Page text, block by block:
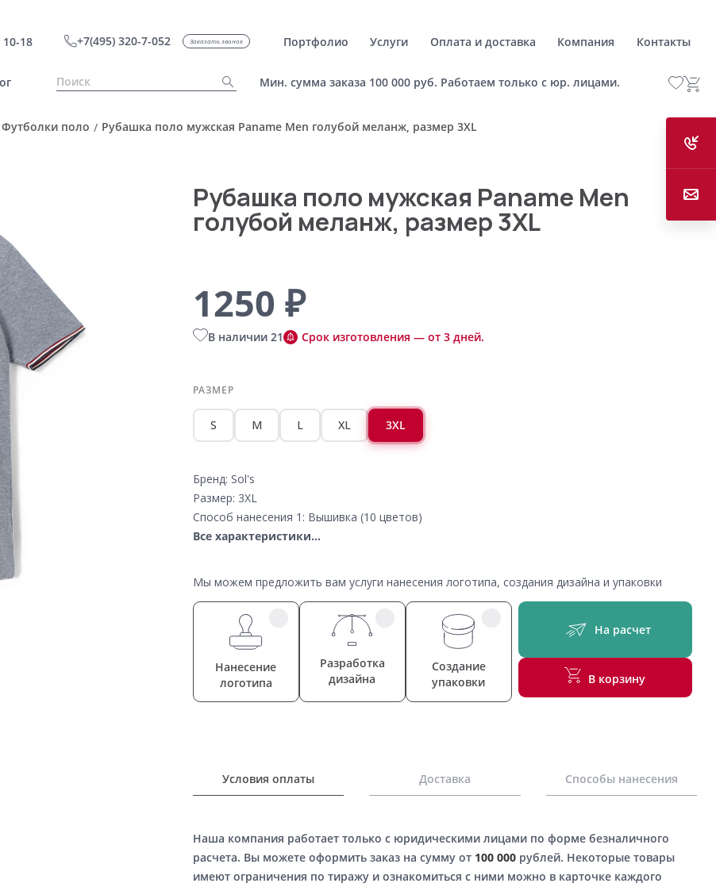
18 +7(495) 320-7-052 Заказать звонок Портфолио Услуги Оплата и доставка Компания Контакты
Мин. сумма заказа 100 000 руб. Работаем только с юр. лицами.
Футболки поло / Рубашка поло мужская Paname Men голубой меланж, размер 3XL
Рубашка поло мужская Paname Men
голубой меланж, размер 3XL
1250 ₽
В наличии 21 Срок изготовления — от 3 дней.
РАЗМЕР
S M L XL 3XL
Бренд: Sol's
Размер: 3XL
Способ нанесения 1: Вышивка (10 цветов)
Все характеристики...
Мы можем предложить вам услуги нанесения логотипа, создания дизайна и упаковки
Нанесение
логотипа
Разработка
дизайна
Создание
упаковки
На расчет
В корзину
Условия оплаты Доставка Способы нанесения
Наша компания работает только с юридическими лицами по форме безналичного
расчета. Вы можете оформить заказ на сумму от 100 000рублей. Некоторые товары
имеют ограничения по тиражу и ознакомиться с ними можно в карточке каждого